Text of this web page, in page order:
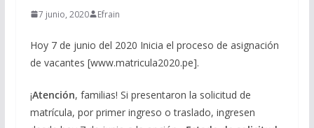
7 junio, 2020 Efrain
Hoy 7 de junio del 2020 Inicia el proceso de asignación
de vacantes [www.matricula2020.pe].
¡Atención, familias! Si presentaron la solicitud de
matrícula, por primer ingreso o traslado, ingresen